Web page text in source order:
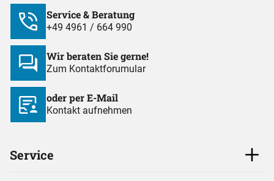
Service & Beratung
+49 4961 / 664 990
Wir beraten Sie gerne!
Zum Kontaktforumular
oder per E-Mail
Kontakt aufnehmen
Service